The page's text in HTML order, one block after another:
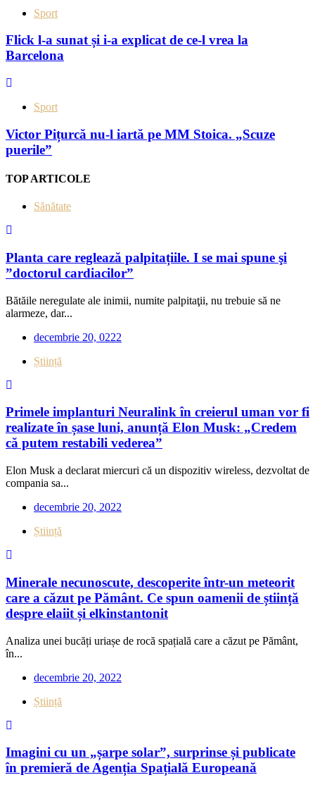
Sport
Flick l-a sunat și i-a explicat de ce-l vrea la
Barcelona
Sport
Victor Pițurcă nu-l iartă pe MM Stoica. „Scuze
puerile”
TOP ARTICOLE
Sănătate
Planta care reglează palpitațiile. I se mai spune şi
”doctorul cardiacilor”
Bătăile neregulate ale inimii, numite palpitaţii, nu trebuie să ne
alarmeze, dar...
decembrie 20, 0222
Știință
Primele implanturi Neuralink în creierul uman vor fi
realizate în șase luni, anunță Elon Musk: „Credem
că putem restabili vederea”
Elon Musk a declarat miercuri că un dispozitiv wireless, dezvoltat de
compania sa...
decembrie 20, 2022
Știință
Minerale necunoscute, descoperite într-un meteorit
care a căzut pe Pământ. Ce spun oamenii de știință
despre elaiit și elkinstantonit
Analiza unei bucăți uriașe de rocă spațială care a căzut pe Pământ,
în...
decembrie 20, 2022
Știință
Imagini cu un „șarpe solar”, surprinse și publicate
în premieră de Agenția Spațială Europeană